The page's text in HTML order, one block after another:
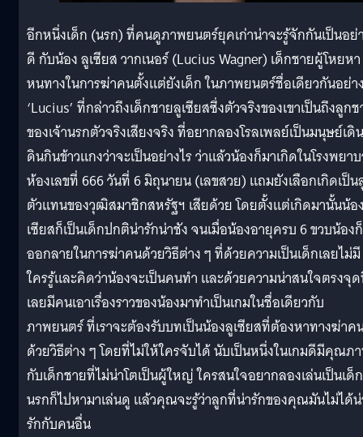
อีกหนึ่งเด็ก (นรก) ที่คนดูภาพยนตร์ยุคเก่าน่าจะรู้จักกันเป็นอย่
ดี กับน้อง ลูเซียส วากเนอร์ (Lucius Wagner) เด็กชายผู้โหยหา
หนทางในการฆ่าคนตั้งแต่ยังเด็ก ในภาพยนตร์ชื่อเดียวกันอย่า
‘Lucius’ ที่กล่าวถึงเด็กชายลูเซียสซึ่งตัวจริงของเขาเป็นถึงลูก
ของเจ้านรกตัวจริงเสียงจริง ที่อยากลองโรลเพลย์เป็นมนุษย์เดิน
ดินกินข้าวแกงว่าจะเป็นอย่างไร ว่าแล้วน้องก็มาเกิดในโรงพยา
ห้องเลขที่ 666 วันที่ 6 มิถุนายน (เลขสวย) แถมยังเลือกเกิดเป็
ตัวแทนของวุฒิสมาชิกสหรัฐฯ เสียด้วย โดยตั้งแต่เกิดมานั้นน้อ
เซียสก็เป็นเด็กปกติน่ารักน่าชัง จนเมื่อน้องอายุครบ 6 ขวบน้องก็
ออกลายในการฆ่าคนด้วยวิธีต่าง ๆ ที่ด้วยความเป็นเด็กเลยไม่มี
ใครรู้และคิดว่าน้องจะเป็นคนทำ และด้วยความน่าสนใจตรงจุ
เลยมีคนเอาเรื่องราวของน้องมาทำเป็นเกมในชื่อเดียวกับ
ภาพยนตร์ ที่เราจะต้องรับบทเป็นน้องลูเซียสที่ต้องหาทางฆ่าค
ด้วยวิธีต่าง ๆ โดยที่ไม่ให้ใครจับได้ นับเป็นหนึ่งในเกมดีมีคุณภ
กับเด็กชายที่ไม่น่าโตเป็นผู้ใหญ่ ใครสนใจอยากลองเล่นเป็นเด็ก
นรกก็ไปหามาเล่นดู แล้วคุณจะรู้ว่าลูกที่น่ารักของคุณมันไม่ได้
รักกับคนอื่น